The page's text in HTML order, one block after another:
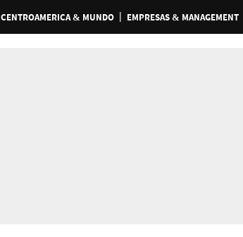
CENTROAMERICA & MUNDO EMPRESAS & MANAGEMENT